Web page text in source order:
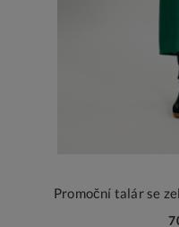
Promoční talár se